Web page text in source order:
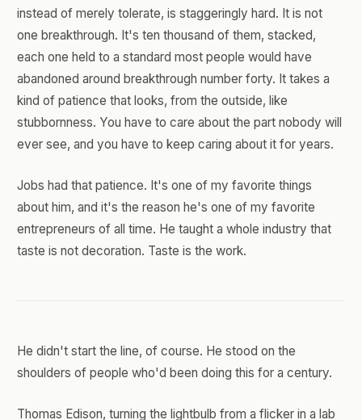
instead of merely tolerate, is staggeringly hard. It is not
one breakthrough. It's ten thousand of them, stacked,
each one held to a standard most people would have
abandoned around breakthrough number forty. It takes a
kind of patience that looks, from the outside, like
stubbornness. You have to care about the part nobody will
ever see, and you have to keep caring about it for years.
Jobs had that patience. It's one of my favorite things
about him, and it's the reason he's one of my favorite
entrepreneurs of all time. He taught a whole industry that
taste is not decoration. Taste is the work.
He didn't start the line, of course. He stood on the
shoulders of people who'd been doing this for a century.
Thomas Edison, turning the lightbulb from a flicker in a lab